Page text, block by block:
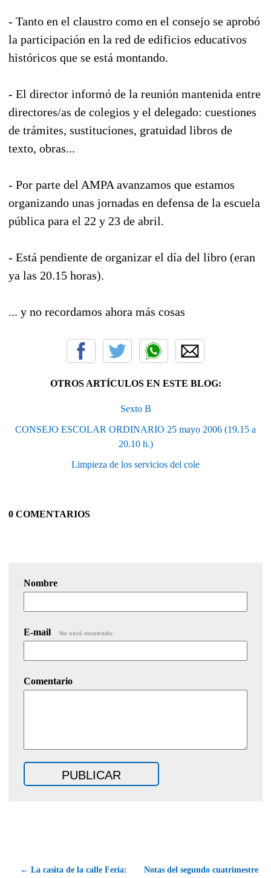
- Tanto en el claustro como en el consejo se aprobó
la participación en la red de edificios educativos
históricos que se está montando.
- El director informó de la reunión mantenida entre
directores/as de colegios y el delegado: cuestiones
de trámites, sustituciones, gratuidad libros de
texto, obras...
- Por parte del AMPA avanzamos que estamos
organizando unas jornadas en defensa de la escuela
pública para el 22 y 23 de abril.
- Está pendiente de organizar el día del libro (eran
ya las 20.15 horas).
... y no recordamos ahora más cosas
OTROS ARTÍCULOS EN ESTE BLOG:
Sexto B
CONSEJO ESCOLAR ORDINARIO 25 mayo 2006 (19.15 a
20.10 h.)
Limpieza de los servicios del cole
0 COMENTARIOS
Nombre
E-mail No será mostrado.
Comentario
← La casita de la calle Feria: Notas del segundo cuatrimestre